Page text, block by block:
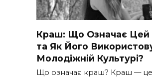
Краш: Що Означає Цей
та Як Його
Молодіжній Культурі?
Що означає краш? Краш — це